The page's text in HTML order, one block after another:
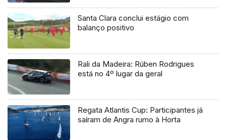
Santa Clara conclui estágio com
balanço positivo
Rali da Madeira: Rúben Rodrigues
está no 4º lugar da geral
Regata Atlantis Cup: Participantes já
saíram de Angra rumo à Horta